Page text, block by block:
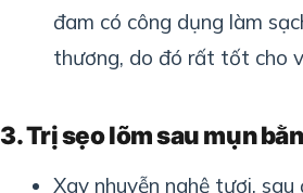
đam có công dụng làm
thương, do đó rất tốt cho
3. Trị sẹo lõm sau mụn
Xay nhuyễn nghệ tươi,